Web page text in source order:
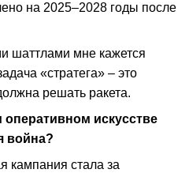
на 2025–2028 годы после
шаттлами мне кажется
«стратега» – это
решать ракета.
оперативном искусстве
война?
кампания стала за